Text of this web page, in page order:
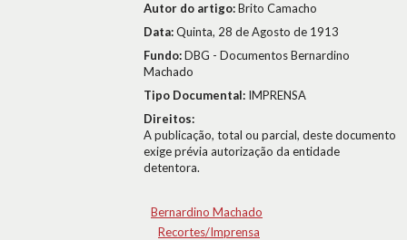
Autor do artigo:Brito Camacho
Data:Quinta, 28 de Agosto de 1913
Fundo:DBG - Documentos Bernardino
Machado
Tipo Documental: IMPRENSA
Direitos:
A publicação, total ou parcial, deste documento
exige prévia autorização da entidade
detentora.
Bernardino Machado
Recortes/Imprensa